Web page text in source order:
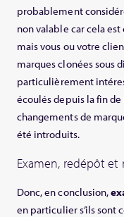
probablement
non valable car cela
mais vous ou votre
marques clonées sous
particulièrement
écoulés depuis la fin
changements de
été introduits.
Examen, redépôt et
Donc, en conclusion,
en particulier s’ils sont